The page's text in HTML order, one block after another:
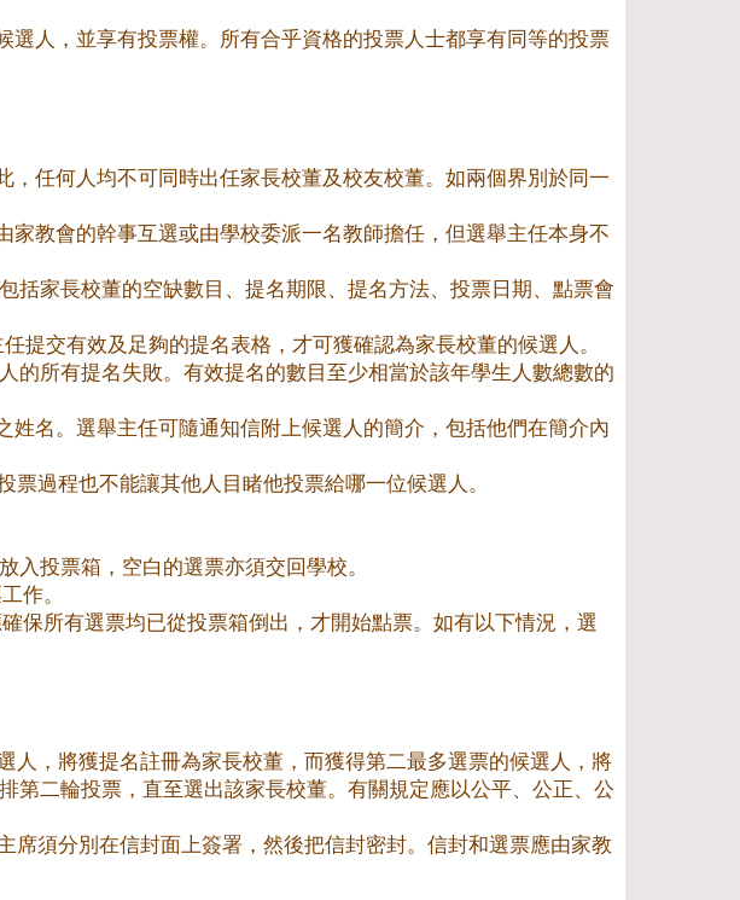
人，並享有投票權。所有合乎資格的投票人士都享有同等的投票
任何人均不可同時出任家長校董及校友校董。如兩個界別於同一
教會的幹事互選或由學校委派一名教師擔任，但選舉主任本身不
括家長校董的空缺數目、提名期限、提名方法、投票日期、點票會
提交有效及足夠的提名表格，才可獲確認為家長校董的候選人。
的所有提名失敗。有效提名的數目至少相當於該年學生人數總數的
名。選舉主任可隨通知信附上候選人的簡介，包括他們在簡介內
過程也不能讓其他人目睹他投票給哪一位候選人。
投票箱，空白的選票亦須交回學校。
作。
保所有選票均已從投票箱倒出，才開始點票。如有以下情況，選
，將獲提名註冊為家長校董，而獲得第二最多選票的候選人，將
第二輪投票，直至選出該家長校董。有關規定應以公平、公正、公
須分別在信封面上簽署，然後把信封密封。信封和選票應由家教